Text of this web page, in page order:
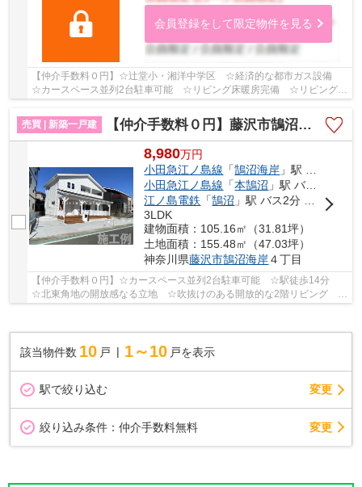
会員登録をして限定物件を見る
【仲介手数料０円】☆辻堂小・湘洋中学区 ☆経済的な都市ガス設備
☆カースペース並列2台駐車可能 ☆リビング床暖房完備 ☆リビングイ
ン階段 ☆WIC2か所あり収納スペース豊富 ☆近隣商...
売買 | 新築一戸建
【仲介手数料０円】藤沢市鵠沼海岸4丁目Ⅲ 新築一戸建て
8,980万円
小田急江ノ島線 「鵠沼海岸 」駅 徒歩14分
小田急江ノ島線 「本鵠沼 」駅 バス3分 「鵠沼車庫前」 停歩7分
江ノ島電鉄 「鵠沼 」駅 バス2分 「高根（藤沢市）」 停歩14分
3LDK
建物面積：105.16㎡（31.81坪）
土地面積：155.48㎡（47.03坪）
神奈川県藤沢市鵠沼海岸４丁目
【仲介手数料０円】☆カースペース並列2台駐車可能 ☆駅徒歩14分
☆北東角地の開放感なる立地 ☆吹抜けのある開放的な2階リビング ☆
ロフト付き ☆スーパー近く利便性良好 ☆ZEH水準省...
該当物件数 10 戸 1～10 戸を表示
駅で絞り込む 変更
絞り込み条件： 仲介手数料無料 変更